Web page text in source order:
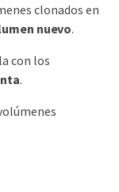
clonados en
nuevo.
con los
.